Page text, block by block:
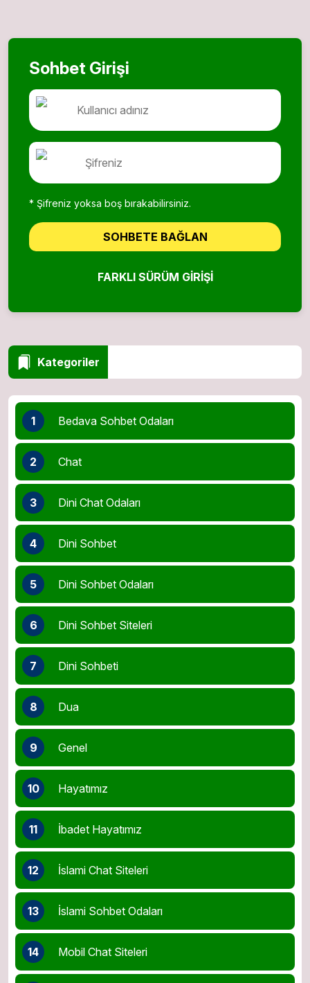
Sohbet Girişi
* Şifreniz yoksa boş bırakabilirsiniz.
SOHBETE BAĞLAN
FARKLI SÜRÜM GIRIŞI
Kategoriler
1 Bedava Sohbet Odaları
2 Chat
3 Dini Chat Odaları
4 Dini Sohbet
5 Dini Sohbet Odaları
6 Dini Sohbet Siteleri
7 Dini Sohbeti
8 Dua
9 Genel
10 Hayatımız
11 İbadet Hayatımız
12 İslami Chat Siteleri
13 İslami Sohbet Odaları
14 Mobil Chat Siteleri